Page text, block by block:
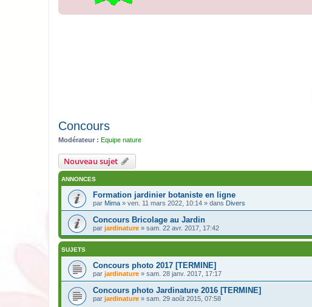
Concours
Modérateur : Equipe nature
Nouveau sujet
ANNONCES
Formation jardinier botaniste en ligne
par Mima » ven. 11 mars 2022, 10:14 » dans Divers
Concours Bricolage au Jardin
par jardinature » sam. 22 avr. 2017, 17:42
SUJETS
Concours photo 2017 [TERMINE]
par jardinature » sam. 28 janv. 2017, 17:17
Concours photo Jardinature 2016 [TERMINE]
par jardinature » sam. 29 août 2015, 07:58